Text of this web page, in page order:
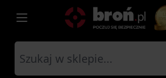
Przejdź do treści